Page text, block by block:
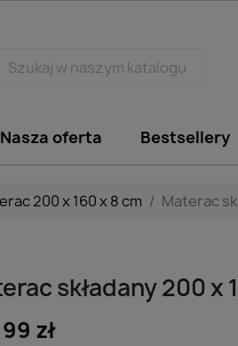
Nasza oferta Bestsellery
200 x 160 x 8 cm Materac
składany 200 x
zł